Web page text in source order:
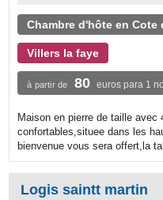
Chambre d'hôte en Cote
Villers la faye
à partir de 80 euros para 1
Maison en pierre de taille
confortables,situee dans les
bienvenue vous sera offert,la
Logis saintt martin